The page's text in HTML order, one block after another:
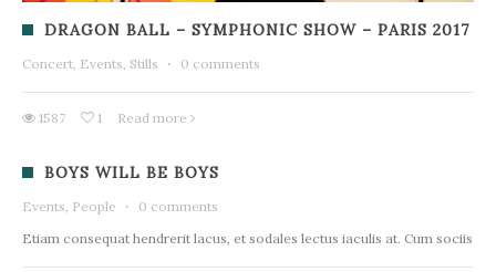
DRAGON BALL – SYMPHONIC SHOW – PARIS 2017
Concert, Events, Stills · 0 comments
1587 1 Read more
BOYS WILL BE BOYS
Events, People ·
0 comments
Etiam consequat hendrerit lacus, et sodales lectus iaculis at. Cum sociis